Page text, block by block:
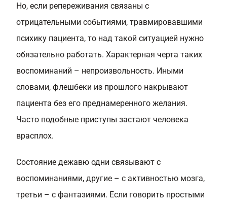
Но, если репереживания связаны с
отрицательными событиями, травмировавшими
психику пациента, то над такой ситуацией нужно
обязательно работать. Характерная черта таких
воспоминаний – непроизвольность. Иными
словами, флешбеки из прошлого накрывают
пациента без его преднамеренного желания.
Часто подобные приступы застают человека
врасплох.
Состояние дежавю одни связывают с
воспоминаниями, другие – с активностью мозга,
третьи – с фантазиями. Если говорить простыми